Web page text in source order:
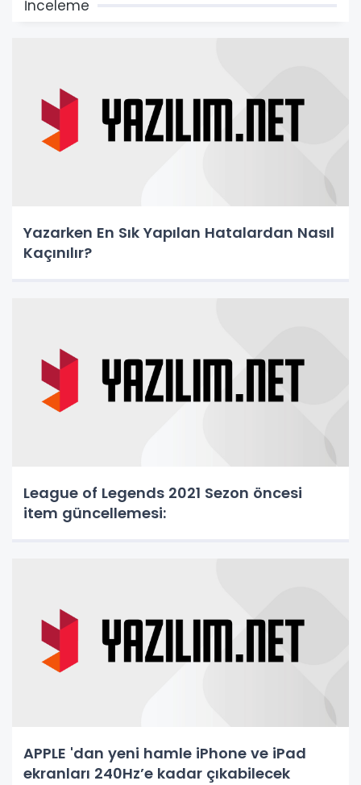
İnceleme
Yazarken En Sık Yapılan Hatalardan Nasıl
Kaçınılır?
League of Legends 2021 Sezon öncesi
item güncellemesi:
APPLE 'dan yeni hamle iPhone ve iPad
ekranları 240Hz’e kadar çıkabilecek